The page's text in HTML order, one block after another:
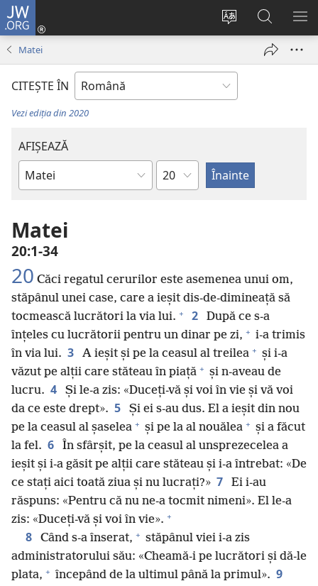
JW.ORG
Schimbaţi
ului
Conectează-
o
Căutați
pe
JW.ORG
Matei
CITEŞTE ÎN
Vezi ediția din 2020
AFIȘEAZĂ
Cărțile
Capitol
Matei
20:1-34
20 Căci regatul cerurilor este asemenea unui om,
stăpânul unei case, care a ieșit dis-de-dimineață să
tocmească lucrători la via lui. + 2
După ce s-a
înțeles cu lucrătorii pentru un dinar pe zi, + i-a trimis
în via lui. 3 A ieșit și pe la ceasul al treilea + și i-a
văzut pe alții care stăteau în piață + și n-aveau de
lucru. 4
Și le-a zis: «Duceți-vă și voi în vie și vă voi
da ce este drept». 5
Și ei s-au dus. El a ieșit din nou
pe la ceasul al șaselea + și pe la al nouălea + și a făcut
la fel. 6
În sfârșit, pe la ceasul al unsprezecelea a
ieșit și i-a găsit pe alții care stăteau și i-a întrebat: «De
ce stați aici toată ziua și nu lucrați?» 7
Ei i-au
răspuns: «Pentru că nu ne-a tocmit nimeni». El le-a
zis: «Duceți-vă și voi în vie». +
8 Când s-a înserat, + stăpânul viei i-a zis
administratorului său: «Cheamă-i pe lucrători și dă-le
plata, + începând de la ultimul până la primul». 9